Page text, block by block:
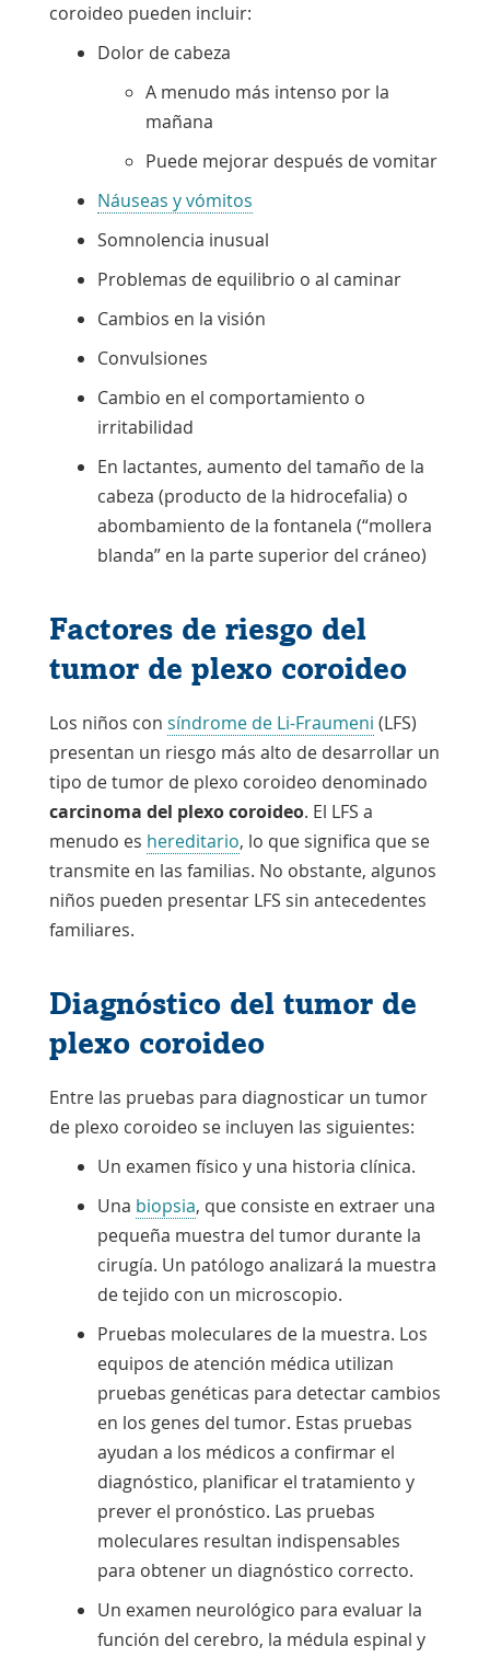
coroideo pueden incluir:
Dolor de cabeza
A menudo más intenso por la
mañana
Puede mejorar después de vomitar
Náuseas y vómitos
Somnolencia inusual
Problemas de equilibrio o al caminar
Cambios en la visión
Convulsiones
Cambio en el comportamiento o
irritabilidad
En lactantes, aumento del tamaño de la
cabeza (producto de la hidrocefalia) o
abombamiento de la fontanela (“mollera
blanda” en la parte superior del cráneo)
Factores de riesgo del
tumor de plexo coroideo
Los niños con síndrome de Li-Fraumeni (LFS)
presentan un riesgo más alto de desarrollar un
tipo de tumor de plexo coroideo denominado
carcinoma del plexo coroideo. El LFS a
menudo es hereditario, lo que significa que se
transmite en las familias. No obstante, algunos
niños pueden presentar LFS sin antecedentes
familiares.
Diagnóstico del tumor de
plexo coroideo
Entre las pruebas para diagnosticar un tumor
de plexo coroideo se incluyen las siguientes:
Un examen físico y una historia clínica.
Una biopsia, que consiste en extraer una
pequeña muestra del tumor durante la
cirugía. Un patólogo analizará la muestra
de tejido con un microscopio.
Pruebas moleculares de la muestra. Los
equipos de atención médica utilizan
pruebas genéticas para detectar cambios
en los genes del tumor. Estas pruebas
ayudan a los médicos a confirmar el
diagnóstico, planificar el tratamiento y
prever el pronóstico. Las pruebas
moleculares resultan indispensables
para obtener un diagnóstico correcto.
Un examen neurológico para evaluar la
función del cerebro, la médula espinal y